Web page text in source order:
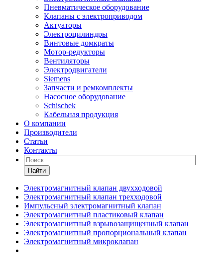
Пневматическое оборудование
Клапаны с электроприводом
Актуаторы
Электроцилиндры
Винтовые домкраты
Мотор-редукторы
Вентиляторы
Электродвигатели
Siemens
Запчасти и ремкомплекты
Насосное оборудование
Schischek
Кабельная продукция
О компании
Производители
Статьи
Контакты
Найти
Электромагнитный клапан двухходовой
Электромагнитный клапан трехходовой
Импульсный электромагнитный клапан
Электромагнитный пластиковый клапан
Электромагнитный взрывозащищенный клапан
Электромагнитный пропорциональный клапан
Электромагнитный микроклапан